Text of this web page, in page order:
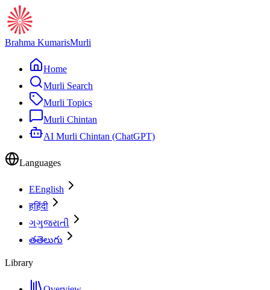
Brahma KumarisMurli
Home
Murli Search
Murli Topics
Murli Chintan
AI Murli Chintan (ChatGPT)
Languages
EEnglish
हहिंदी
ગગુજરાતી
తతెలుగు
Library